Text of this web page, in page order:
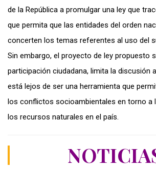
de la República a promulgar una ley que
que permita que las entidades del orden
concerten los temas referentes al uso del
Sin embargo, el proyecto de ley propuesto
participación ciudadana, limita la discusión
está lejos de ser una herramienta que
los conflictos socioambientales en torno a
los recursos naturales en el país.